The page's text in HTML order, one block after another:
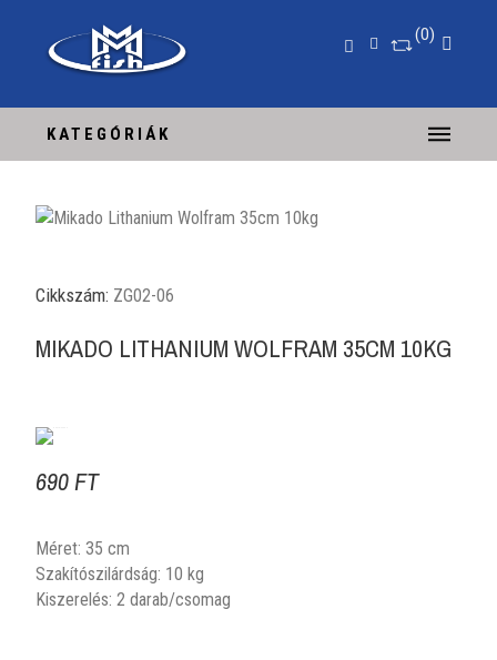
0
KATEGÓRIÁK
Cikkszám: ZG02-06
MIKADO LITHANIUM WOLFRAM 35CM 10KG
690 FT
Méret: 35 cm
Szakítószilárdság: 10 kg
Kiszerelés: 2 darab/csomag